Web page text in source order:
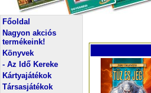
Főoldal
Nagyon akciós
termékeink!
Könyvek
- Az Idő Kereke
Kártyajátékok
Társasjátékok